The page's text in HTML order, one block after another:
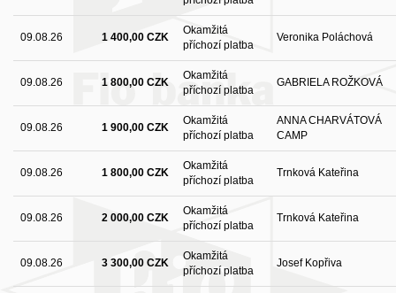
09.08.26 1 400,00 CZK
Okamžitá
příchozí platba
Veronika Poláchová
09.08.26 1 800,00 CZK
Okamžitá
příchozí platba
GABRIELA ROŽKOVÁ
09.08.26 1 900,00 CZK
Okamžitá
příchozí platba
ANNA CHARVÁTOVÁ
CAMP
09.08.26 1 800,00 CZK
Okamžitá
příchozí platba
Trnková Kateřina
09.08.26 2 000,00 CZK
Okamžitá
příchozí platba
Trnková Kateřina
09.08.26 3 300,00 CZK
Okamžitá
příchozí platba
Josef Kopřiva